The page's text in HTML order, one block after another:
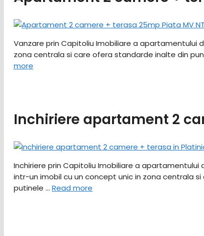
Vanzare prin Capitoliu Imobiliare a apartamentului
zona centrala si care ofera standarde inalte din
more
Inchiriere apartament 2
Inchiriere prin Capitoliu Imobiliare a
intr-un imobil cu un concept unic in zona centrala
putinele … Read more